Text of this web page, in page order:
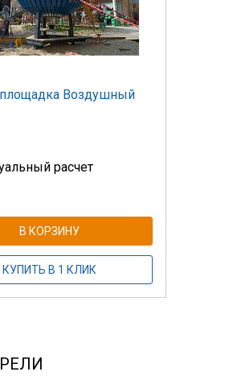
Воздушный
расчет
В КОРЗИНУ
КУПИТЬ В 1 КЛИК